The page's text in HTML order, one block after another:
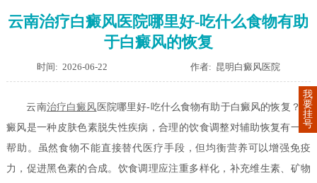
云南治疗白癜风医院哪里好-吃什么食物有助
于白癜风的恢复
时间: 2026-06-22 作者: 昆明白癜风医院
云南治疗白癜风 医院哪里好-吃什么食物有助于白癜风的恢复？白
癜风是一种皮肤色素脱失性疾病，合理的饮食调整对辅助恢复有一定
帮助。虽然食物不能直接替代医疗手段，但均衡营养可以增强免疫
力，促进黑色素的合成。饮食调理应注重多样化，补充维生素、矿物
我
要
挂
号